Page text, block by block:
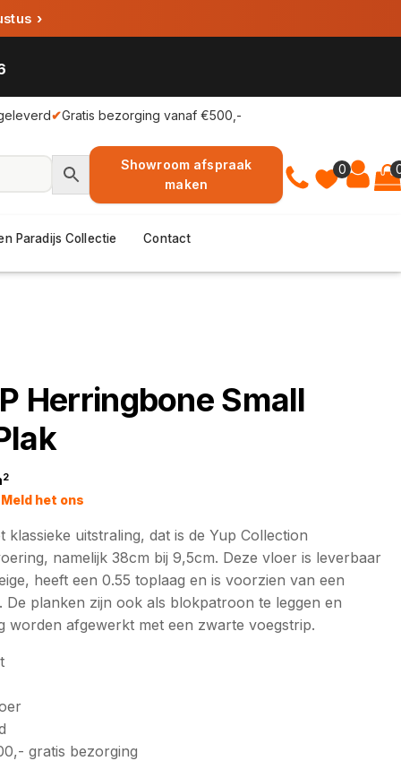
›
✔Gratis bezorging vanaf €500,-
0
Showroom afspraak
maken
Paradijs Collectie Contact
Herringbone Small
2
het ons
uitstraling, dat is de Yup Collection
namelijk 38cm bij 9,5cm. Deze vloer is leverbaar
heeft een 0.55 toplaag en is voorzien van een
planken zijn ook als blokpatroon te leggen en
worden afgewerkt met een zwarte voegstrip.
gratis bezorging